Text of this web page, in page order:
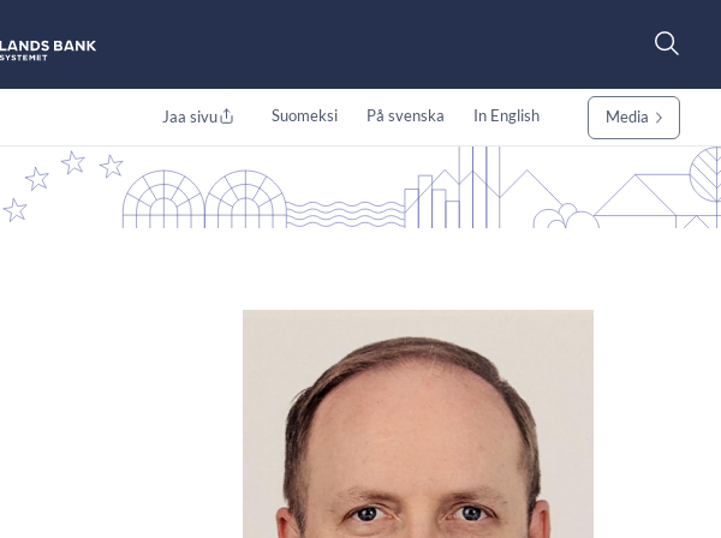
Jaa sivu Suomeksi På svenska In English Media